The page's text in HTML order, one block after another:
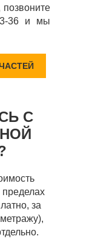
позвоните
36 и мы
С
за